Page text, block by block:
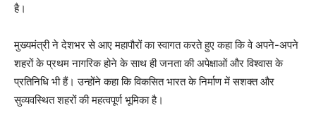
है।
मुख्यमंत्री ने देशभर से आए महापौरों का स्वागत करते हुए कहा कि वे अपने-अपने
शहरों के प्रथम नागरिक होने के साथ ही जनता की अपेक्षाओं और विश्वास के
प्रतिनिधि भी हैं। उन्होंने कहा कि विकसित भारत के निर्माण में सशक्त और
सुव्यवस्थित शहरों की महत्वपूर्ण भूमिका है।